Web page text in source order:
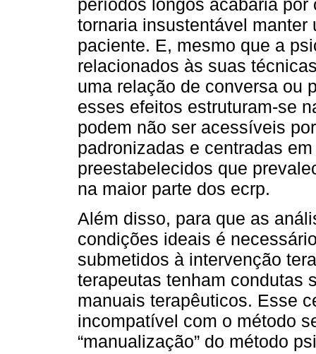
períodos longos acabaria
tornaria insustentável
paciente. E, mesmo que a
relacionados às suas
uma relação de conversa ou
esses efeitos estruturam-se
podem não ser acessíveis
padronizadas e centradas
preestabelecidos que
na maior parte dos ecrp.
Além disso, para que as
condições ideais é
submetidos à intervenção
terapeutas tenham condutas
manuais terapêuticos. Esse
incompatível com o método
“manualização” do método